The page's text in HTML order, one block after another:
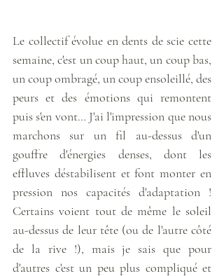
Le collectif évolue en dents de scie cette
semaine, c'est un coup haut, un coup bas,
un coup ombragé, un coup ensoleillé, des
peurs et des émotions qui remontent
puis s'en vont… J'ai l'impression que nous
marchons sur un fil au-dessus d'un
gouffre d'énergies denses, dont les
effluves déstabilisent et font monter en
pression nos capacités d'adaptation !
Certains voient tout de même le soleil
au-dessus de leur tête (ou de l'autre côté
de la rive !), mais je sais que pour
d'autres c'est un peu plus compliqué et